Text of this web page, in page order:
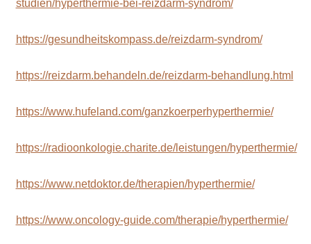
studien/hyperthermie-bei-reizdarm-syndrom/
https://gesundheitskompass.de/reizdarm-syndrom/
https://reizdarm.behandeln.de/reizdarm-behandlung.html
https://www.hufeland.com/ganzkoerperhyperthermie/
https://radioonkologie.charite.de/leistungen/hyperthermie/
https://www.netdoktor.de/therapien/hyperthermie/
https://www.oncology-guide.com/therapie/hyperthermie/